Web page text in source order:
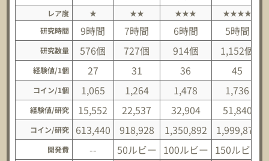
レア度 ★ ★★ ★★★
★★★★
研究時間
9時間 7時間 6時間 5時間
研究数量 576個 727個 914個 1,152個
経験値/1個 27 31 36 45
コイン/1個 1,065 1,264 1,478 1,736
経験値/研究 15,552 22,537 32,904 51,840
コイン/研究 613,440 918,928 1,350,892 1,999,872
開発費 -- 50ルビー 100ルビー 150ルビー